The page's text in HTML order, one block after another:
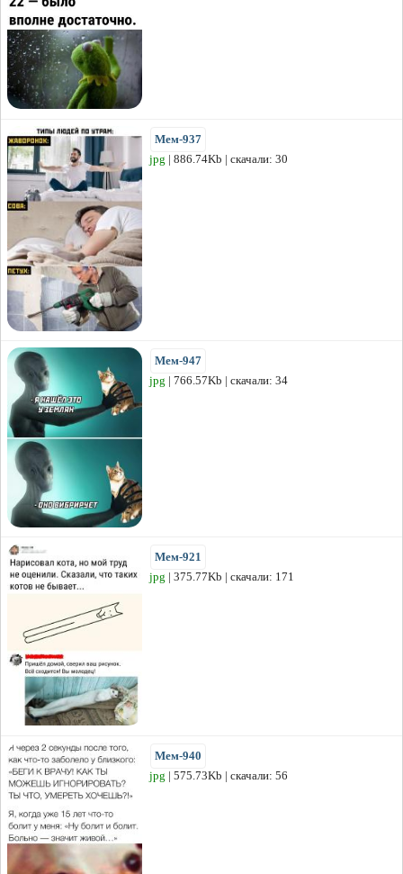
Мем-937
jpg | 886.74Kb | скачали: 30
Мем-947
jpg | 766.57Kb | скачали: 34
Мем-921
jpg | 375.77Kb | скачали: 171
Мем-940
jpg | 575.73Kb | скачали: 56